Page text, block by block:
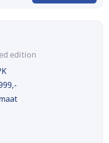
edition